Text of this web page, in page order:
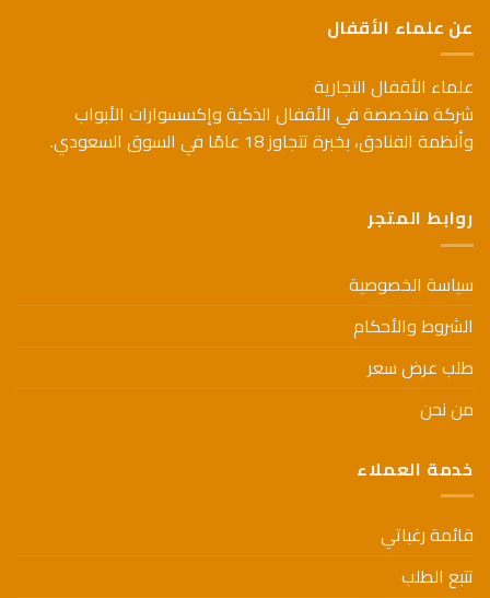
الأشكال
المختلفة
لهذا
المنتج.
يمكن
اختيار
الخيارات
المنتج
عن علماء الأقفال
علماء الأقفال التجارية
شركة متخصصة في الأقفال الذكية وإكسسوارات الأبواب
وأنظمة الفنادق، بخبرة تتجاوز 18 عامًا في السوق السعودي.
روابط المتجر
سياسة الخصوصية
الشروط والأحكام
طلب عرض سعر
من نحن
خدمة العملاء
قائمة رغباتي
تتبع الطلب